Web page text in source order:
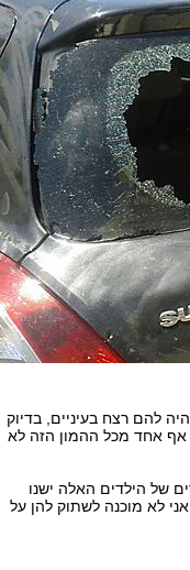
להם רצח בעיניים, בדיוק
אף אחד מכל ההמון הזה לא
של הילדים האלה ישנו
לא מוכנה לשתוק להן על